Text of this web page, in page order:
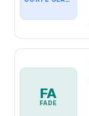
FA
FADE